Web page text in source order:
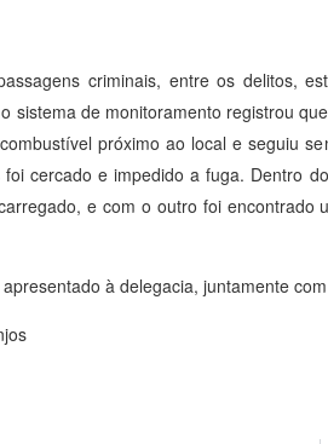
criminais, entre os delitos,
sistema de monitoramento registrou
próximo ao local e seguiu
cercado e impedido a fuga. Dentro
e com o outro foi
à delegacia, juntamente